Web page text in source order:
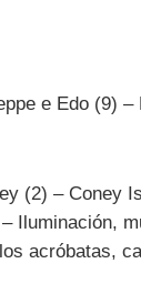
e Edo (9)
(2) – Coney
Iluminación,
acróbatas,